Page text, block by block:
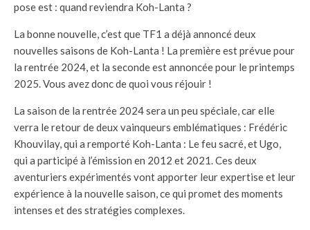
pose est : quand reviendra Koh-Lanta ?
La bonne nouvelle, c’est que TF1 a déjà annoncé deux
nouvelles saisons de Koh-Lanta ! La première est prévue pour
la rentrée 2024, et la seconde est annoncée pour le printemps
2025. Vous avez donc de quoi vous réjouir !
La saison de la rentrée 2024 sera un peu spéciale, car elle
verra le retour de deux vainqueurs emblématiques : Frédéric
Khouvilay, qui a remporté Koh-Lanta : Le feu sacré, et Ugo,
qui a participé à l’émission en 2012 et 2021. Ces deux
aventuriers expérimentés vont apporter leur expertise et leur
expérience à la nouvelle saison, ce qui promet des moments
intenses et des stratégies complexes.